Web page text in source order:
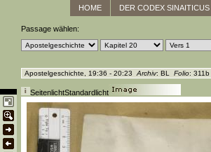
HOME DER CODEX SINAITICUS
Passage wählen:
Apostelgeschichte, 19:36 - 20:23 Archiv: BL Folio: 311b
SeitenlichtStandardlicht